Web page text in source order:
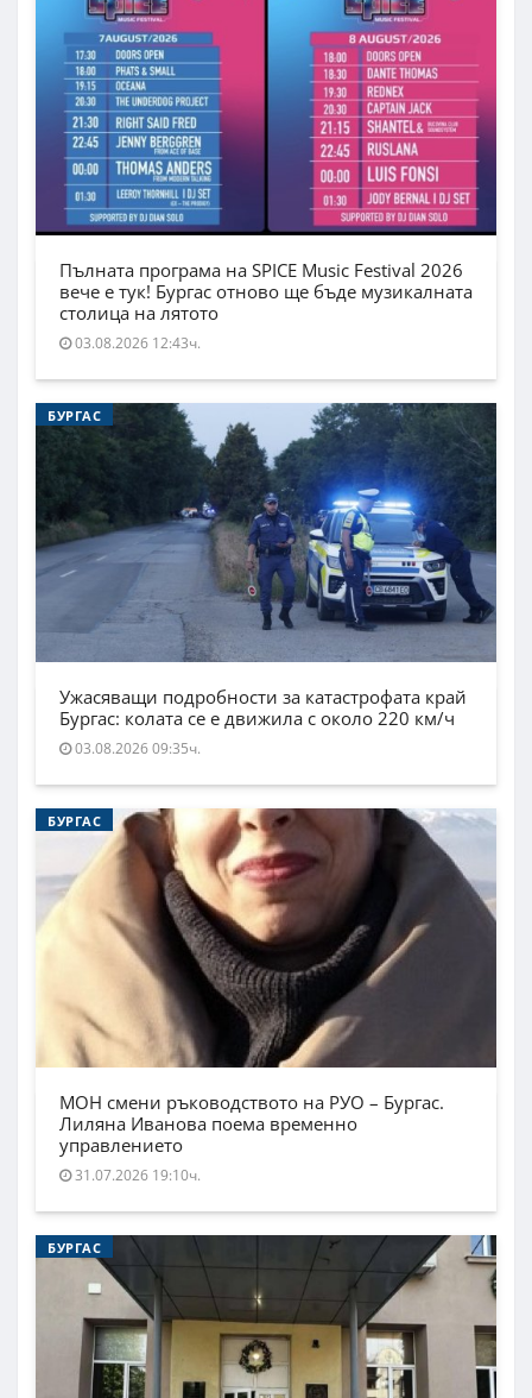
Пълната програма на SPICE Music Festival 2026
вече е тук! Бургас отново ще бъде музикалната
столица на лятото
03.08.2026 12:43ч.
БУРГАС
Ужасяващи подробности за катастрофата край
Бургас: колата се е движила с около 220 км/ч
03.08.2026 09:35ч.
БУРГАС
МОН смени ръководството на РУО – Бургас.
Лиляна Иванова поема временно
управлението
31.07.2026 19:10ч.
БУРГАС